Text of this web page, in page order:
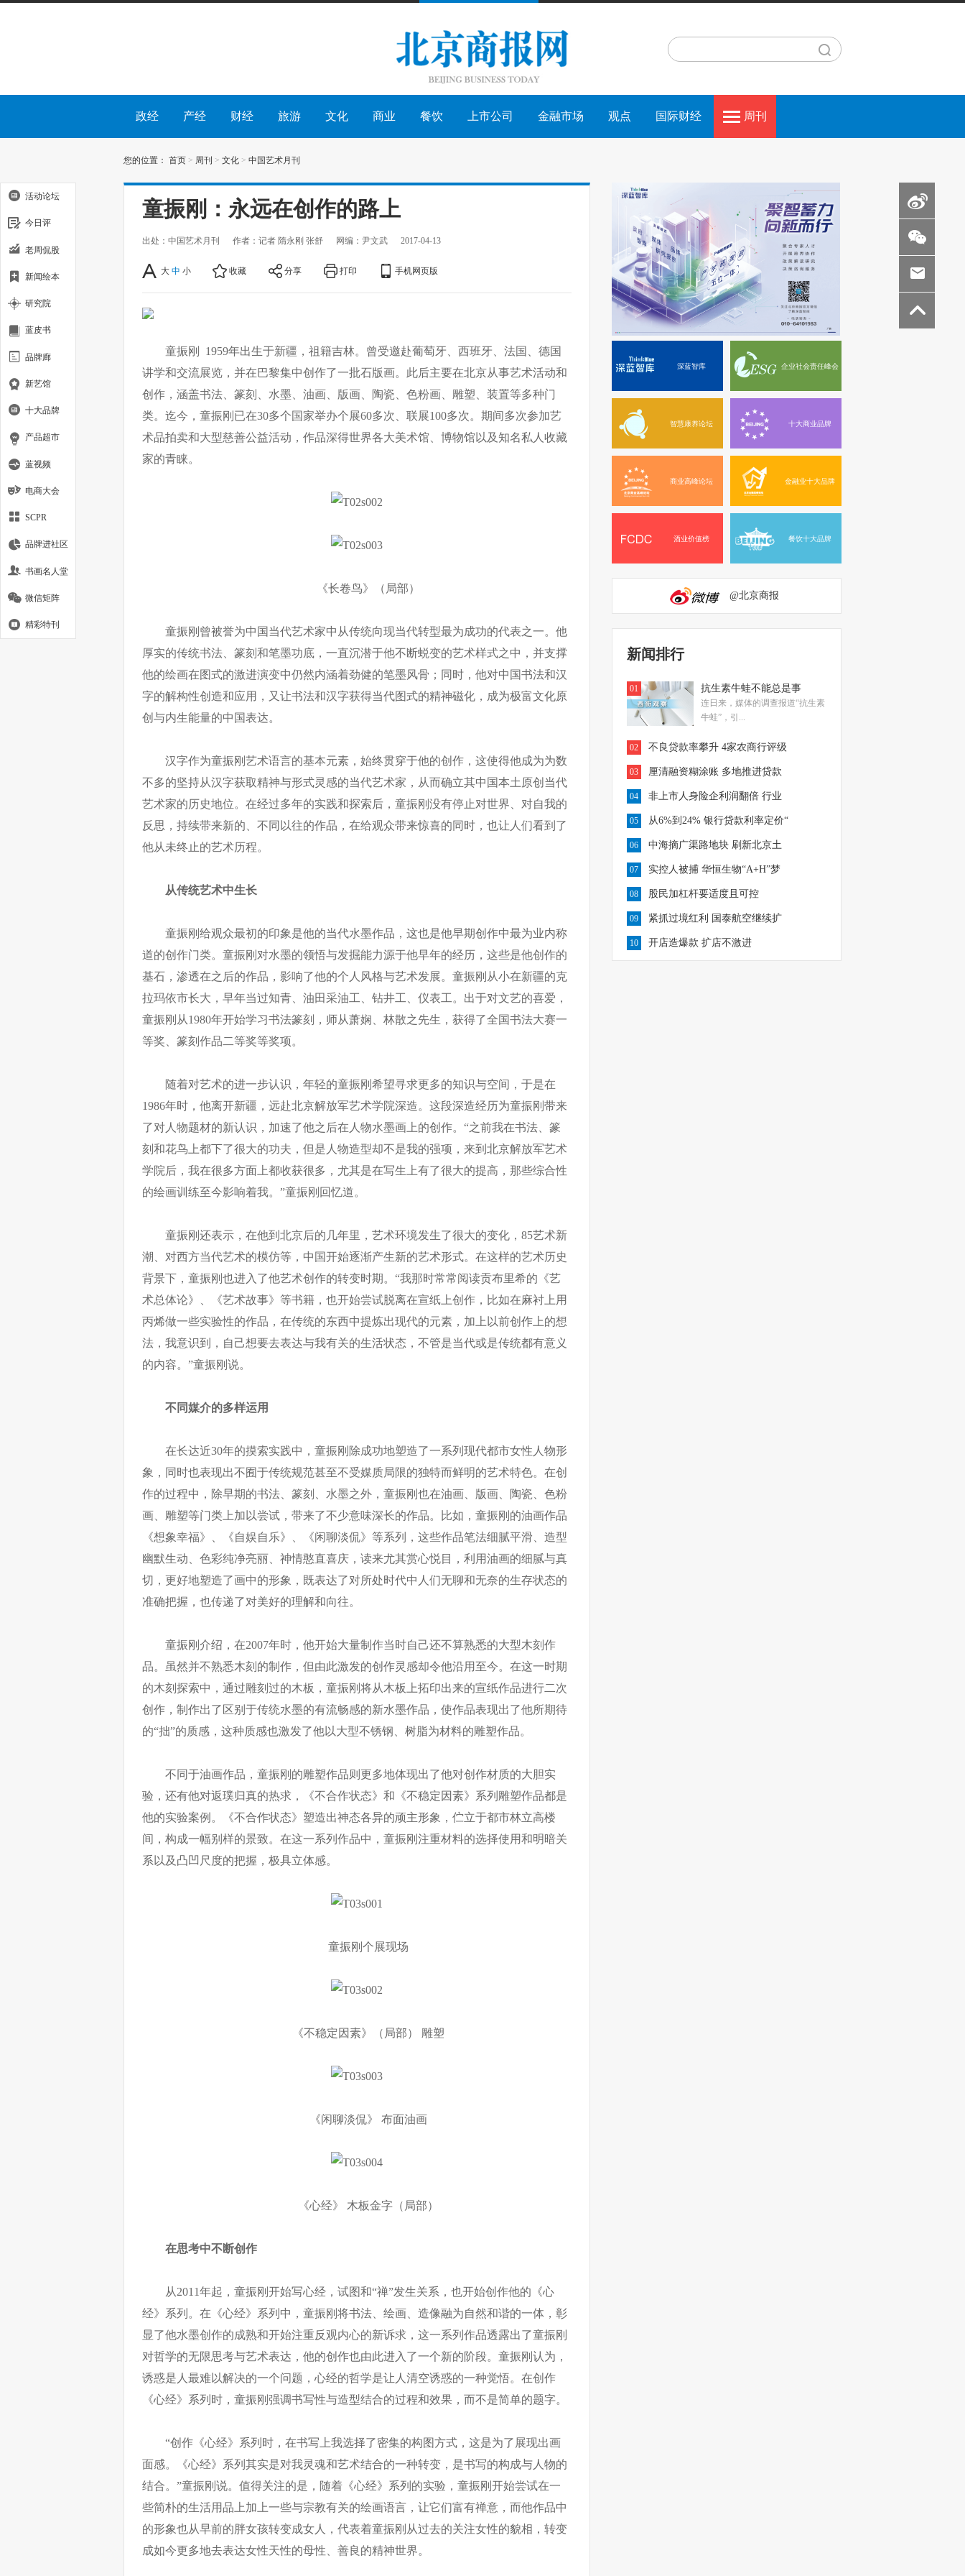
政经 产经 财经 旅游 文化 商业 餐饮 上市公司 金融市场 观点 国际财经 周刊
您的位置： 首页 > 周刊 > 文化 > 中国艺术月刊
童振刚：永远在创作的路上
出处：中国艺术月刊 作者：记者 隋永刚 张舒 网编：尹文武 2017-04-13
大 中 小 收藏 分享 打印 手机网页版
童振刚 1959年出生于新疆，祖籍吉林。曾受邀赴葡萄牙、西班牙、法国、德国
讲学和交流展览，并在巴黎集中创作了一批石版画。此后主要在北京从事艺术活动和
创作，涵盖书法、篆刻、水墨、油画、版画、陶瓷、色粉画、雕塑、装置等多种门
类。迄今，童振刚已在30多个国家举办个展60多次、联展100多次。期间多次参加艺
术品拍卖和大型慈善公益活动，作品深得世界各大美术馆、博物馆以及知名私人收藏
家的青睐。
《长卷鸟》（局部）
童振刚曾被誉为中国当代艺术家中从传统向现当代转型最为成功的代表之一。他
厚实的传统书法、篆刻和笔墨功底，一直沉潜于他不断蜕变的艺术样式之中，并支撑
他的绘画在图式的激进演变中仍然内涵着劲健的笔墨风骨；同时，他对中国书法和汉
字的解构性创造和应用，又让书法和汉字获得当代图式的精神磁化，成为极富文化原
创与内生能量的中国表达。
汉字作为童振刚艺术语言的基本元素，始终贯穿于他的创作，这使得他成为为数
不多的坚持从汉字获取精神与形式灵感的当代艺术家，从而确立其中国本土原创当代
艺术家的历史地位。在经过多年的实践和探索后，童振刚没有停止对世界、对自我的
反思，持续带来新的、不同以往的作品，在给观众带来惊喜的同时，也让人们看到了
他从未终止的艺术历程。
从传统艺术中生长
童振刚给观众最初的印象是他的当代水墨作品，这也是他早期创作中最为业内称
道的创作门类。童振刚对水墨的领悟与发掘能力源于他早年的经历，这些是他创作的
基石，渗透在之后的作品，影响了他的个人风格与艺术发展。童振刚从小在新疆的克
拉玛依市长大，早年当过知青、油田采油工、钻井工、仪表工。出于对文艺的喜爱，
童振刚从1980年开始学习书法篆刻，师从萧娴、林散之先生，获得了全国书法大赛一
等奖、篆刻作品二等奖等奖项。
随着对艺术的进一步认识，年轻的童振刚希望寻求更多的知识与空间，于是在
1986年时，他离开新疆，远赴北京解放军艺术学院深造。这段深造经历为童振刚带来
了对人物题材的新认识，加速了他之后在人物水墨画上的创作。“之前我在书法、篆
刻和花鸟上都下了很大的功夫，但是人物造型却不是我的强项，来到北京解放军艺术
学院后，我在很多方面上都收获很多，尤其是在写生上有了很大的提高，那些综合性
的绘画训练至今影响着我。”童振刚回忆道。
童振刚还表示，在他到北京后的几年里，艺术环境发生了很大的变化，85艺术新
潮、对西方当代艺术的模仿等，中国开始逐渐产生新的艺术形式。在这样的艺术历史
背景下，童振刚也进入了他艺术创作的转变时期。“我那时常常阅读贡布里希的《艺
术总体论》、《艺术故事》等书籍，也开始尝试脱离在宣纸上创作，比如在麻衬上用
丙烯做一些实验性的作品，在传统的东西中提炼出现代的元素，加上以前创作上的想
法，我意识到，自己想要去表达与我有关的生活状态，不管是当代或是传统都有意义
的内容。”童振刚说。
不同媒介的多样运用
在长达近30年的摸索实践中，童振刚除成功地塑造了一系列现代都市女性人物形
象，同时也表现出不囿于传统规范甚至不受媒质局限的独特而鲜明的艺术特色。在创
作的过程中，除早期的书法、篆刻、水墨之外，童振刚也在油画、版画、陶瓷、色粉
画、雕塑等门类上加以尝试，带来了不少意味深长的作品。比如，童振刚的油画作品
《想象幸福》、《自娱自乐》、《闲聊淡侃》等系列，这些作品笔法细腻平滑、造型
幽默生动、色彩纯净亮丽、神情憨直喜庆，读来尤其赏心悦目，利用油画的细腻与真
切，更好地塑造了画中的形象，既表达了对所处时代中人们无聊和无奈的生存状态的
准确把握，也传递了对美好的理解和向往。
童振刚介绍，在2007年时，他开始大量制作当时自己还不算熟悉的大型木刻作
品。虽然并不熟悉木刻的制作，但由此激发的创作灵感却令他沿用至今。在这一时期
的木刻探索中，通过雕刻过的木板，童振刚将从木板上拓印出来的宣纸作品进行二次
创作，制作出了区别于传统水墨的有流畅感的新水墨作品，使作品表现出了他所期待
的“拙”的质感，这种质感也激发了他以大型不锈钢、树脂为材料的雕塑作品。
不同于油画作品，童振刚的雕塑作品则更多地体现出了他对创作材质的大胆实
验，还有他对返璞归真的热求，《不合作状态》和《不稳定因素》系列雕塑作品都是
他的实验案例。《不合作状态》塑造出神态各异的顽主形象，伫立于都市林立高楼
间，构成一幅别样的景致。在这一系列作品中，童振刚注重材料的选择使用和明暗关
系以及凸凹尺度的把握，极具立体感。
童振刚个展现场
《不稳定因素》（局部） 雕塑
《闲聊淡侃》 布面油画
《心经》 木板金字（局部）
在思考中不断创作
从2011年起，童振刚开始写心经，试图和“禅”发生关系，也开始创作他的《心
经》系列。在《心经》系列中，童振刚将书法、绘画、造像融为自然和谐的一体，彰
显了他水墨创作的成熟和开始注重反观内心的新诉求，这一系列作品透露出了童振刚
对哲学的无限思考与艺术表达，他的创作也由此进入了一个新的阶段。童振刚认为，
诱惑是人最难以解决的一个问题，心经的哲学是让人清空诱惑的一种觉悟。在创作
《心经》系列时，童振刚强调书写性与造型结合的过程和效果，而不是简单的题字。
“创作《心经》系列时，在书写上我选择了密集的构图方式，这是为了展现出画
面感。《心经》系列其实是对我灵魂和艺术结合的一种转变，是书写的构成与人物的
结合。”童振刚说。值得关注的是，随着《心经》系列的实验，童振刚开始尝试在一
些简朴的生活用品上加上一些与宗教有关的绘画语言，让它们富有禅意，而他作品中
的形象也从早前的胖女孩转变成女人，代表着童振刚从过去的关注女性的貌相，转变
成如今更多地去表达女性天性的母性、善良的精神世界。
深蓝智库 企业社会责任峰会
智慧康养论坛 十大商业品牌
商业高峰论坛 金融业十大品牌
酒业价值榜 餐饮十大品牌
@北京商报
新闻排行
01 抗生素牛蛙不能总是事
连日来，媒体的调查报道“抗生素
牛蛙”，引...
02 不良贷款率攀升 4家农商行评级
03 厘清融资糊涂账 多地推进贷款
04 非上市人身险企利润翻倍 行业
05 从6%到24% 银行贷款利率定价“
06 中海摘广渠路地块 刷新北京土
07 实控人被捕 华恒生物“A+H”梦
08 股民加杠杆要适度且可控
09 紧抓过境红利 国泰航空继续扩
10 开店造爆款 扩店不激进
活动论坛
今日评
老周侃股
新闻绘本
研究院
蓝皮书
品牌廊
新艺馆
十大品牌
产品超市
蓝视频
电商大会
SCPR
品牌进社区
书画名人堂
微信矩阵
精彩特刊